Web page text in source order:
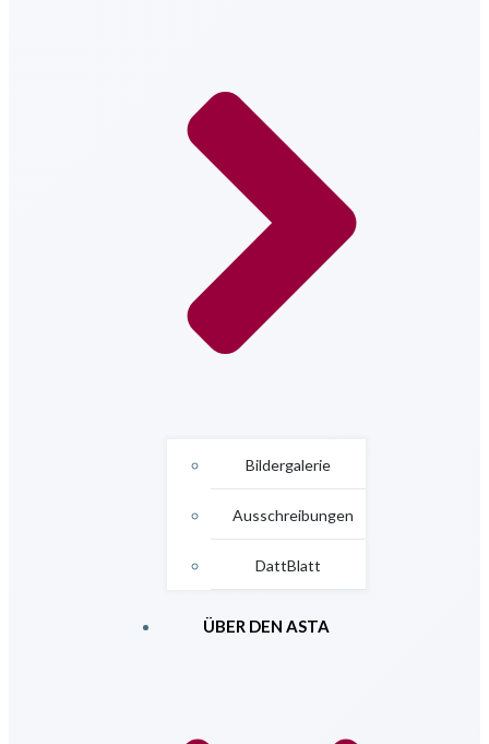
Bildergalerie
Ausschreibungen
DattBlatt
ÜBER DEN ASTA